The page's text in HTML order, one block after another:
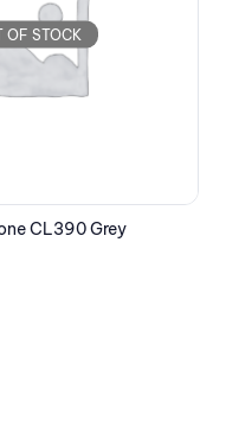
OF STOCK
CL390 Grey